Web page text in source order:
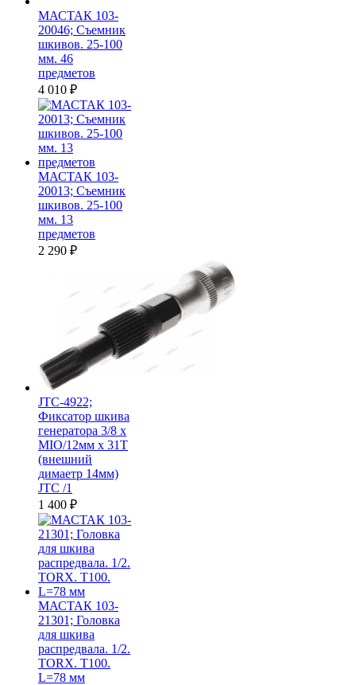
МАСТАК 103-
20046; Съемник
шкивов. 25-100
мм. 46
предметов
4 010 ₽
МАСТАК 103-
20013; Съемник
шкивов. 25-100
мм. 13
предметов
2 290 ₽
JTC-4922;
Фиксатор шкива
генератора 3/8 х
MIO/12мм х 31T
(внешний
димаетр 14мм)
JTC /1
1 400 ₽
МАСТАК 103-
21301; Головка
для шкива
распредвала. 1/2.
TORX. T100.
L=78 мм